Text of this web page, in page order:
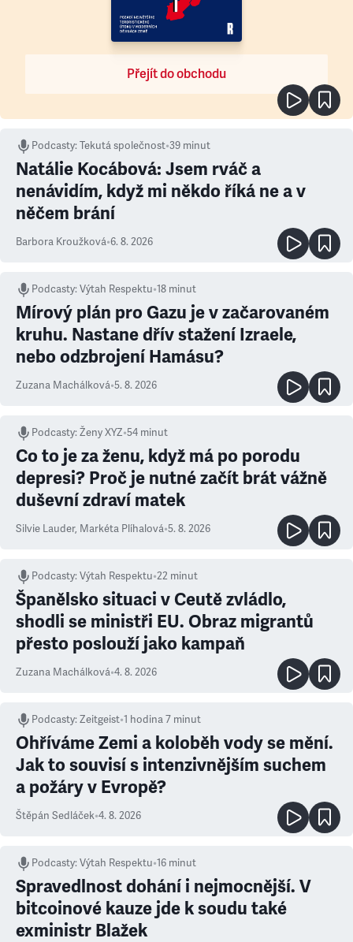
Přejít do obchodu
Podcasty:Tekutá společnost•39 minut
Natálie Kocábová: Jsem rváč a
nenávidím, když mi někdo říká ne a v
něčem brání
Barbora Kroužková•6. 8. 2026
Podcasty:Výtah Respektu•18 minut
Mírový plán pro Gazu je v začarovaném
kruhu. Nastane dřív stažení Izraele,
nebo odzbrojení Hamásu?
Zuzana Machálková•5. 8. 2026
Podcasty:Ženy XYZ•54 minut
Co to je za ženu, když má po porodu
depresi? Proč je nutné začít brát vážně
duševní zdraví matek
Silvie Lauder, Markéta Plíhalová•5. 8. 2026
Podcasty:Výtah Respektu•22 minut
Španělsko situaci v Ceutě zvládlo,
shodli se ministři EU. Obraz migrantů
přesto poslouží jako kampaň
Zuzana Machálková•4. 8. 2026
Podcasty:Zeitgeist•1 hodina 7 minut
Ohříváme Zemi a koloběh vody se mění.
Jak to souvisí s intenzivnějším suchem
a požáry v Evropě?
Štěpán Sedláček•4. 8. 2026
Podcasty:Výtah Respektu•16 minut
Spravedlnost dohání i nejmocnější. V
bitcoinové kauze jde k soudu také
exministr Blažek